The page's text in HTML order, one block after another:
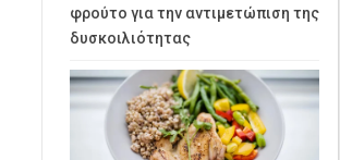
φρούτο για την αντιμετώπιση της
δυσκοιλιότητας